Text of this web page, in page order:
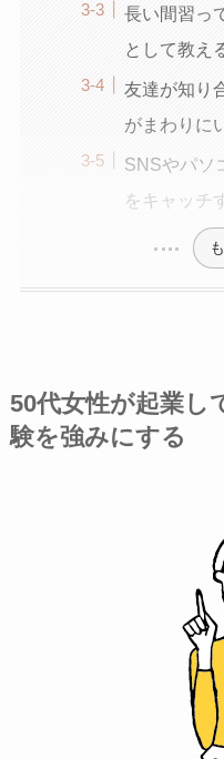
長い間習っ
として教え
友達が知り
がまわりに
SNSやパソ
をキャッチ
50代女性が起業し
験を強みにする